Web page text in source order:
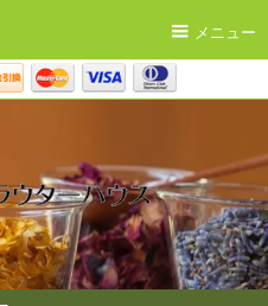
メニュー